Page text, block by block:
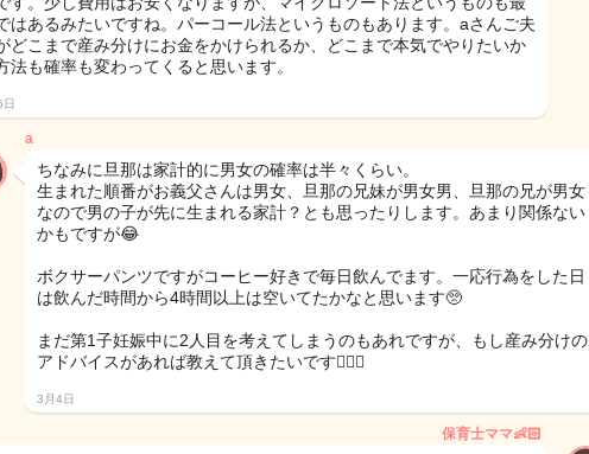
はあるみたいですね。パーコール法というものもあります。aさんご夫
どこまで産み分けにお金をかけられるか、どこまで本気でやりたいか
法も確率も変わってくると思います。
a
ちなみに旦那は家計的に男女の確率は半々くらい。
生まれた順番がお義父さんは男女、旦那の兄妹が男女男、旦那の兄が男女
なので男の子が先に生まれる家計？とも思ったりします。あまり関係ない
かもですが😂
ボクサーパンツですがコーヒー好きで毎日飲んでます。一応行為をした日
は飲んだ時間から4時間以上は空いてたかなと思います🥺
まだ第1子妊娠中に2人目を考えてしまうのもあれですが、もし産み分けの
アドバイスがあれば教えて頂きたいです🙇🏻‍♀️
3月4日
保育士ママ👶🏻